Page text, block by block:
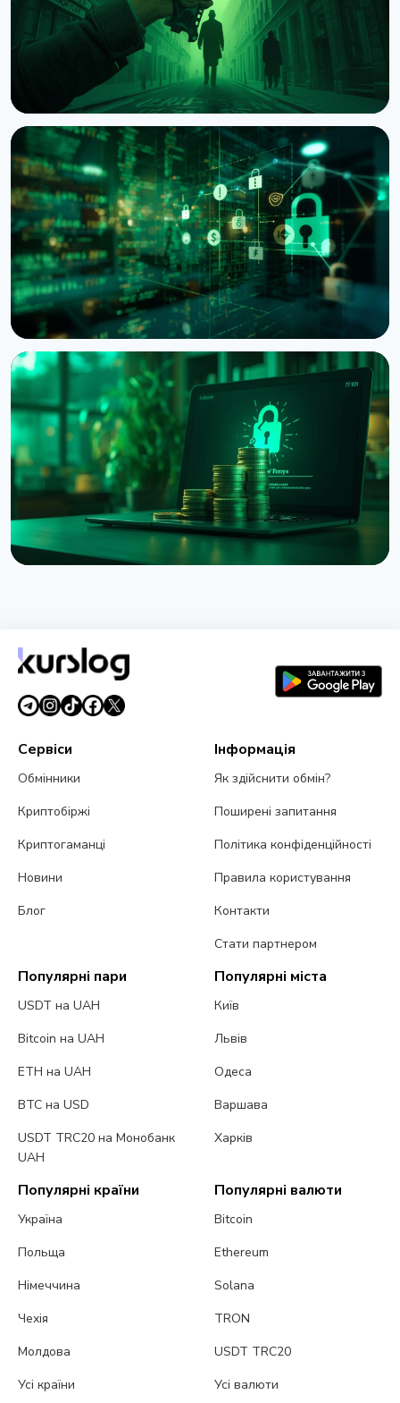
НОВИНА
Напади на власників криптовалюти: Chainalysis
нарахувала $30 млн збитків за півроку
6 серпня 2026 р. 4 хв читання
НОВИНА
Bitcoin Red Team: ШІ знайшов 4962 вразливості у
Bitcoin-проєктах за 30 годин
6 серпня 2026 р.5 хв читання
3 серпня 2026 р.5 хв читання
Сервіси
Обмінники
Криптобіржі
Криптогаманці
Новини
Блог
Інформація
Як здійснити обмін?
Поширені запитання
Політика конфіденційності
Правила користування
Контакти
Стати партнером
Популярні пари
USDT на UAH
Bitcoin на UAH
ETH на UAH
BTC на USD
USDT TRC20 на Монобанк
UAH
Популярні міста
Київ
Львів
Одеса
Варшава
Харків
Популярні країни
Україна
Польща
Німеччина
Чехія
Молдова
Усі країни
Популярні валюти
Bitcoin
Ethereum
Solana
TRON
USDT TRC20
Усі валюти